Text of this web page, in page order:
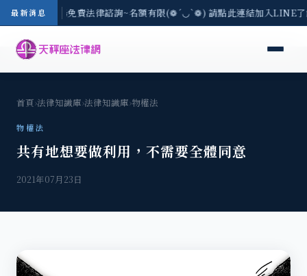
最新消息
-8/3(一) 現場免費法律諮詢~名額有限(❁´◡`❁) 請點此連結加入LINE
首頁›法律知識庫›法律知識庫›物權法
物權法
共有地想要做利用，不需要全體同意
2021年07月23日